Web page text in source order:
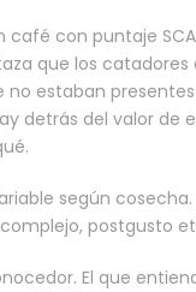
café con puntaje
que los
no estaban
detrás del valor de
según
postgusto
El que